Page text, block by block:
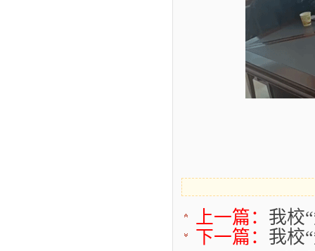
上一篇： 我校
下一篇： 我校